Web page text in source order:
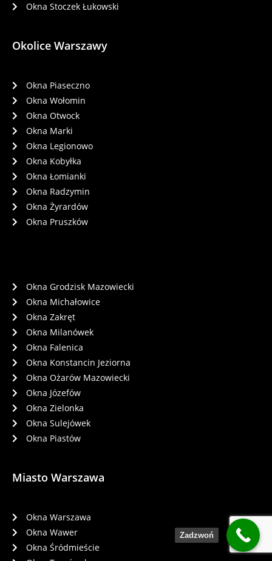
Okna Stoczek Łukowski
Okolice Warszawy
Okna Piaseczno
Okna Wołomin
Okna Otwock
Okna Marki
Okna Legionowo
Okna Kobyłka
Okna Łomianki
Okna Radzymin
Okna Żyrardów
Okna Pruszków
Okna Grodzisk Mazowiecki
Okna Michałowice
Okna Zakręt
Okna Milanówek
Okna Falenica
Okna Konstancin Jeziorna
Okna Ożarów Mazowiecki
Okna Józefów
Okna Zielonka
Okna Sulejówek
Okna Piastów
Miasto Warszawa
Okna Warszawa
Okna Wawer
Okna Śródmieście
Zadzwoń